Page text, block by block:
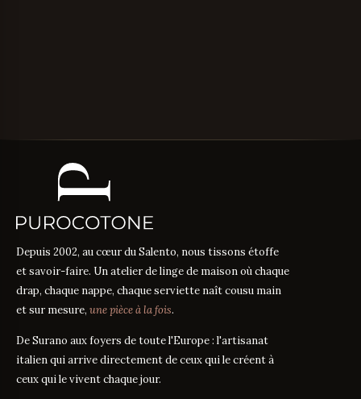
Depuis 2002, au cœur du Salento, nous tissons étoffe
et savoir-faire. Un atelier de linge de maison où chaque
drap, chaque nappe, chaque serviette naît cousu main
et sur mesure, une pièce à la fois.
De Surano aux foyers de toute l'Europe : l'artisanat
italien qui arrive directement de ceux qui le créent à
ceux qui le vivent chaque jour.